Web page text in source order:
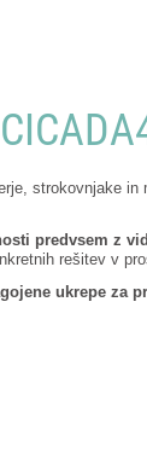
strokovnjake in
predvsem z
rešitev v
ukrepe za